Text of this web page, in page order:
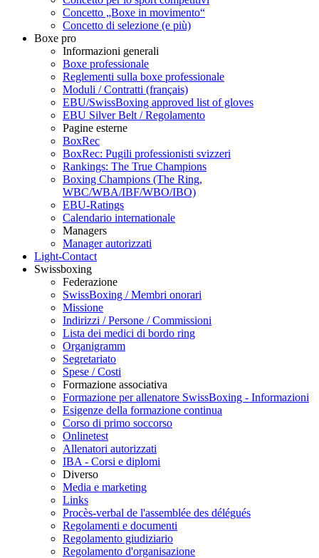
Concetto „Boxe in movimento“
Concetto di selezione (e più)
Boxe pro
Informazioni generali
Boxe professionale
Reglementi sulla boxe professionale
Moduli / Contratti (français)
EBU/SwissBoxing approved list of gloves
EBU Silver Belt / Regolamento
Pagine esterne
BoxRec
BoxRec: Pugili professionisti svizzeri
Rankings: The True Champions
Boxing Champions (The Ring,
WBC/WBA/IBF/WBO/IBO)
EBU-Ratings
Calendario internationale
Managers
Manager autorizzati
Light-Contact
Swissboxing
Federazione
SwissBoxing / Membri onorari
Missione
Indirizzi / Persone / Commissioni
Lista dei medici di bordo ring
Organigramm
Segretariato
Spese / Costi
Formazione associativa
Formazione per allenatore SwissBoxing - Informazioni
Esigenze della formazione continua
Corso di primo soccorso
Onlinetest
Allenatori autorizzati
IBA - Corsi e diplomi
Diverso
Media e marketing
Links
Procès-verbal de l'assemblée des délégués
Regolamenti e documenti
Regolamento giudiziario
Regolamento d'organisazione